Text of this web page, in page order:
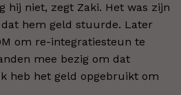
hij niet, zegt Zaki. Het was zijn
dat hem geld stuurde. Later
om re-integratiesteun te
mee bezig om dat
heb het geld opgebruikt om